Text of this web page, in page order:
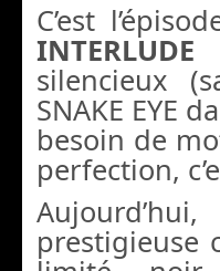
C’est
INTERLUDE
silencieux
SNAKE EYE
besoin de
perfection,
prestigieuse